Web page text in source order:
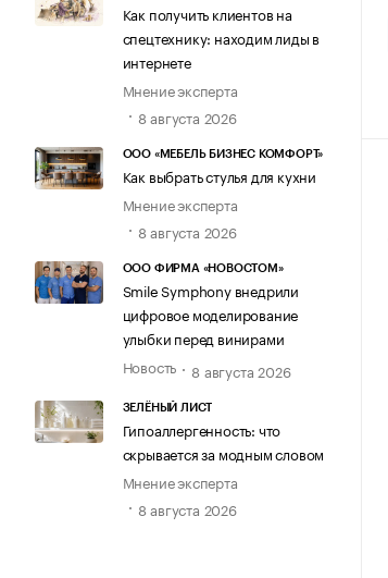
Как получить клиентов на
спецтехнику: находим лиды в
интернете
Мнение эксперта
8 августа 2026
ООО «МЕБЕЛЬ БИЗНЕС КОМФОРТ»
Как выбрать стулья для кухни
Мнение эксперта
8 августа 2026
ООО ФИРМА «НОВОСТОМ»
Smile Symphony внедрили
цифровое моделирование
улыбки перед винирами
Новость
8 августа 2026
ЗЕЛЁНЫЙ ЛИСТ
Гипоаллергенность: что
скрывается за модным словом
Мнение эксперта
8 августа 2026